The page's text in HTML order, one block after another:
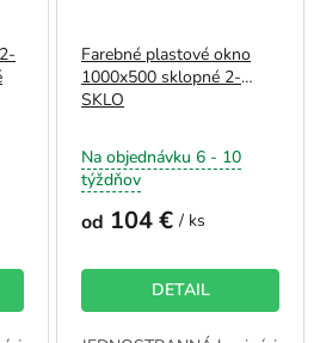
Farebné plastové okno
1000x500 sklopné 2-
SKLO
Na objednávku 6 - 10
týždňov
od 104 € / ks
DETAIL